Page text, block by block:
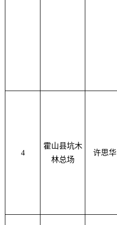
4
霍山县坑木
林总场
许思华